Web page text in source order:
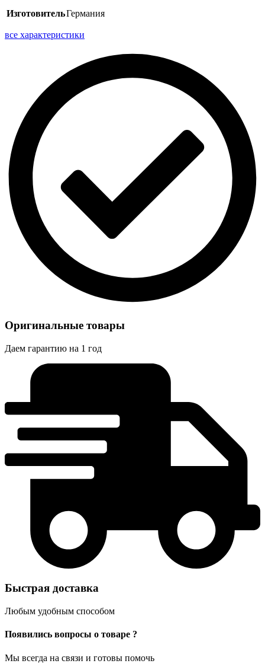
ИзготовительГермания
все характеристики
Оригинальные товары
Даем гарантию на 1 год
Быстрая доставка
Любым удобным способом
Появились вопросы о товаре ?
Мы всегда на связи и готовы помочь